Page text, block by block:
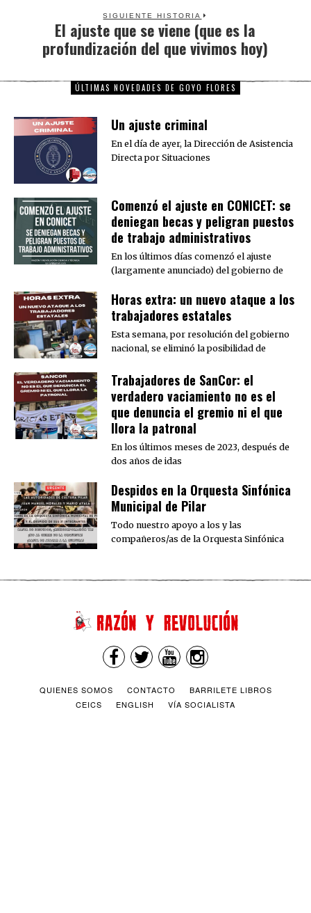
SIGUIENTE HISTORIA
Next
post:
El ajuste que se viene (que es la
profundización del que vivimos hoy)
ÚLTIMAS NOVEDADES DE GOYO FLORES
Un ajuste criminal
En el día de ayer, la Dirección de Asistencia
Directa por Situaciones
Comenzó el ajuste en CONICET: se
deniegan becas y peligran puestos
de trabajo administrativos
En los últimos días comenzó el ajuste
(largamente anunciado) del gobierno de
Horas extra: un nuevo ataque a los
trabajadores estatales
Esta semana, por resolución del gobierno
nacional, se eliminó la posibilidad de
Trabajadores de SanCor: el
verdadero vaciamiento no es el
que denuncia el gremio ni el que
llora la patronal
En los últimos meses de 2023, después de
dos años de idas
Despidos en la Orquesta Sinfónica
Municipal de Pilar
Todo nuestro apoyo a los y las
compañeros/as de la Orquesta Sinfónica
QUIENES SOMOS CONTACTO
BARRILETE LIBROS
CEICS
ENGLISH VÍA SOCIALISTA